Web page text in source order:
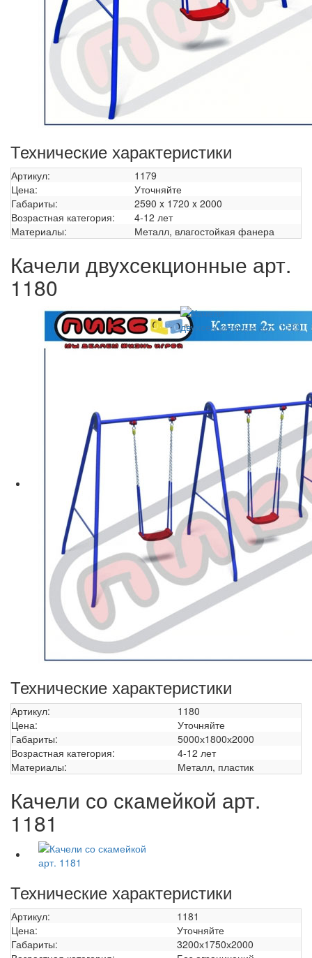
Технические характеристики
Артикул:
1179
Цена:
Уточняйте
Габариты:
2590 x 1720 x 2000
Возрастная категория:
4-12 лет
Материалы:
Металл, влагостойкая фанера
Качели двухсекционные арт.
1180
Технические характеристики
Артикул:
1180
Цена:
Уточняйте
Габариты:
5000х1800х2000
Возрастная категория:
4-12 лет
Материалы:
Металл, пластик
Качели со скамейкой арт.
1181
Технические характеристики
Артикул:
1181
Цена:
Уточняйте
Габариты:
3200х1750х2000